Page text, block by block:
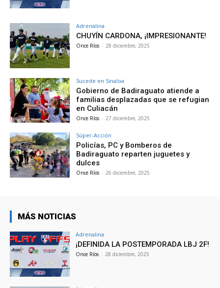
Adrenalina
CHUYÍN CARDONA, ¡IMPRESIONANTE!
Once Ríos - 28 diciembre, 2025
Sucede en Sinaloa
Gobierno de Badiraguato atiende a
familias desplazadas que se refugian
en Culiacán
Once Ríos - 27 diciembre, 2025
Súper-Acción
Policías, PC y Bomberos de
Badiraguato reparten juguetes y
dulces
Once Ríos - 26 diciembre, 2025
MÁS NOTICIAS
Adrenalina
¡DEFINIDA LA POSTEMPORADA LBJ 2F!
Once Ríos - 28 diciembre, 2025